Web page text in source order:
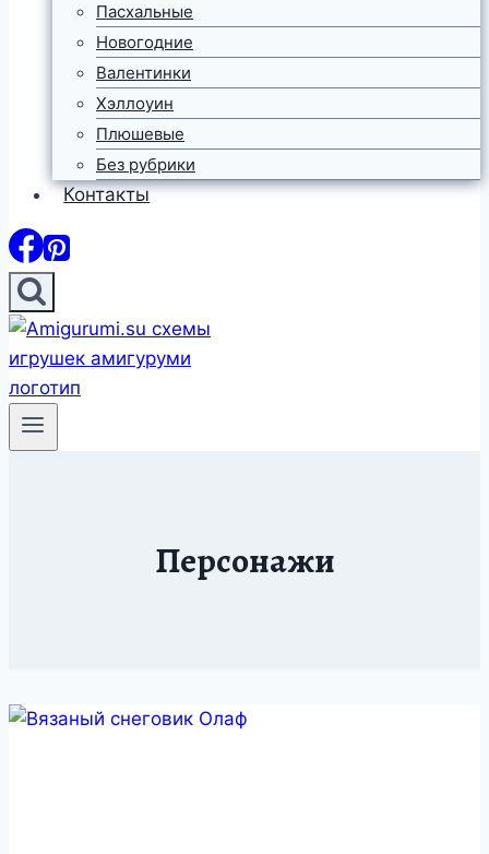
Пасхальные
Новогодние
Валентинки
Хэллоуин
Плюшевые
Без рубрики
Контакты
Персонажи